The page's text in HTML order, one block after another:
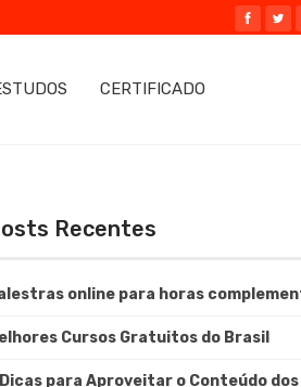
CERTIFICADO
Recentes
online para horas
Cursos Gratuitos do Brasil
para Aproveitar o Conteúdo dos